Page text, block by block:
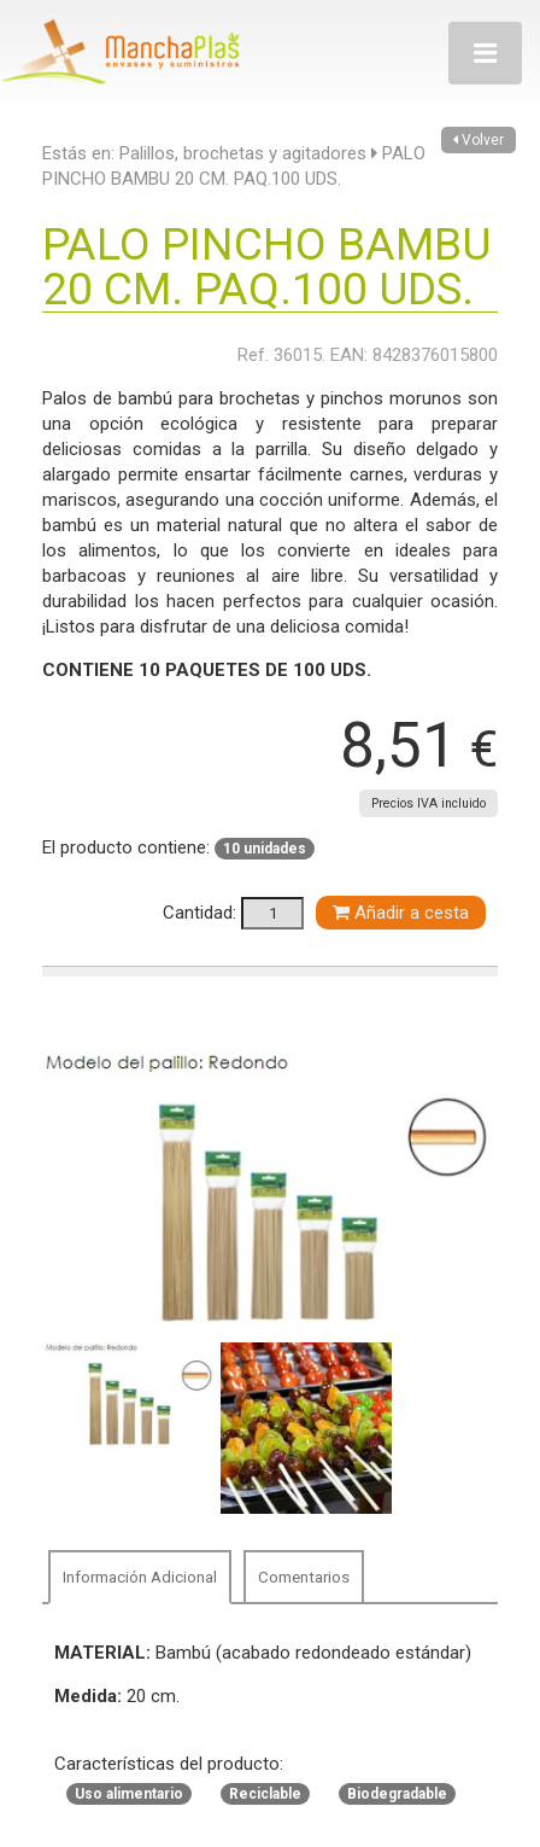
Toggle
navigation
Volver
Estás en: Palillos, brochetas y agitadores
PALO
PINCHO BAMBU 20 CM. PAQ.100 UDS.
PALO PINCHO BAMBU
20 CM. PAQ.100 UDS.
Ref. 36015. EAN: 8428376015800
Palos de bambú para brochetas y pinchos morunos son
una opción ecológica y resistente para preparar
deliciosas comidas a la parrilla. Su diseño delgado y
alargado permite ensartar fácilmente carnes, verduras y
mariscos, asegurando una cocción uniforme. Además, el
bambú es un material natural que no altera el sabor de
los alimentos, lo que los convierte en ideales para
barbacoas y reuniones al aire libre. Su versatilidad y
durabilidad los hacen perfectos para cualquier ocasión.
¡Listos para disfrutar de una deliciosa comida!
CONTIENE 10 PAQUETES DE 100 UDS.
8,51 €
Precios IVA incluido
El producto contiene: 10 unidades
Cantidad: Añadir a cesta
Información Adicional Comentarios
MATERIAL: Bambú (acabado redondeado estándar)
Medida: 20 cm.
Características del producto:
Uso alimentario Reciclable Biodegradable